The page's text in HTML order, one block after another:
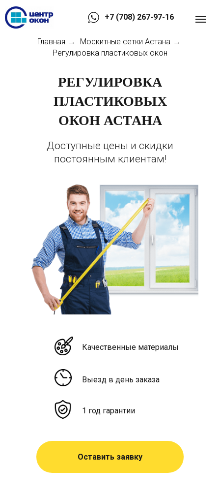
+7 (708) 267-97-16
Главная → Москитные сетки Астана →
Регулировка пластиковых окон
РЕГУЛИРОВКА
ПЛАСТИКОВЫХ
ОКОН АСТАНА
Выезд в день заказа
Качественные материалы
1 год гарантии
Оставить заявку
Доступные цены и скидки
постоянным клиентам!